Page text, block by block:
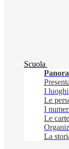
Scuola
I luoghi
Le
I
Le
La